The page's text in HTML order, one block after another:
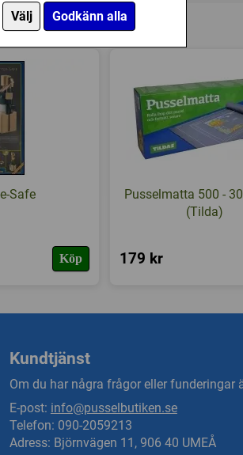
Välj Godkänn alla
Safe
Köp
Pusselmatta 500 -
(Tilda)
179 kr
Kundtjänst
Om du har några frågor eller funderingar
E-post: info@pusselbutiken.se
Telefon: 090-2059213
Adress: Björnvägen 11, 906 40 UMEÅ